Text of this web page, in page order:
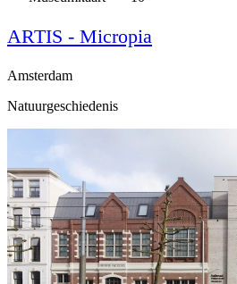
ARTIS - Micropia
Amsterdam
Natuurgeschiedenis